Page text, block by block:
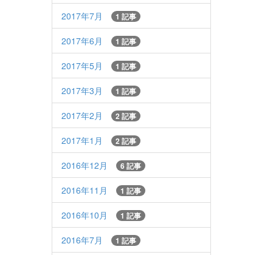
2017年7月 1 記事
2017年6月 1 記事
2017年5月 1 記事
2017年3月 1 記事
2017年2月 2 記事
2017年1月 2 記事
2016年12月 6 記事
2016年11月 1 記事
2016年10月 1 記事
2016年7月 1 記事